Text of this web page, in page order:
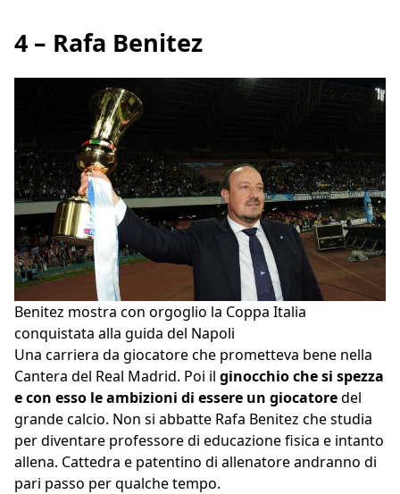
4 – Rafa Benitez
Benitez mostra con orgoglio la Coppa Italia
conquistata alla guida del Napoli
Una carriera da giocatore che prometteva bene nella
Cantera del Real Madrid. Poi il ginocchio che si spezza
e con esso le ambizioni di essere un giocatoredel
grande calcio. Non si abbatte Rafa Benitez che studia
per diventare professore di educazione fisica e intanto
allena. Cattedra e patentino di allenatore andranno di
pari passo per qualche tempo.